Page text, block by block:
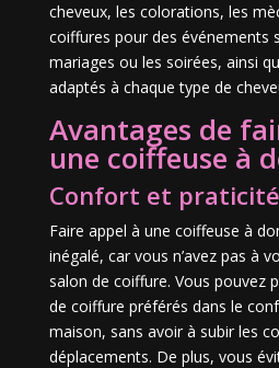
cheveux, les colorations, les
coiffures pour des événements
mariages ou les soirées, ainsi
adaptés à chaque type de
Avantages de
une coiffeuse à
Confort et praticité
Faire appel à une coiffeuse à
inégalé, car vous n’avez pas à
salon de coiffure. Vous pouvez
de coiffure préférés dans le
maison, sans avoir à subir les
déplacements. De plus, vous